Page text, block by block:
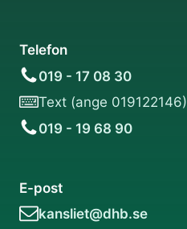
Telefon
019 - 17 08 30
Text (ange 019122146)
019 - 19 68 90
E-post
kansliet@dhb.se